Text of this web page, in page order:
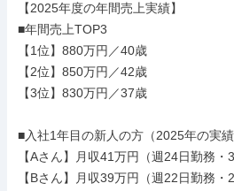
【2025年度の年間売上実績】
■年間売上TOP3
【1位】880万円／40歳
【2位】850万円／42歳
【3位】830万円／37歳
■入社1年目の新人の方（2025年の実績
【Aさん】月収41万円（週24日勤務・
【Bさん】月収39万円（週22日勤務・